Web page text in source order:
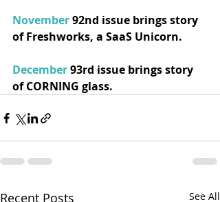
November 92nd issue brings story
of Freshworks, a SaaS Unicorn.
December 93rd issue brings story
of CORNING glass.
Recent Posts See All